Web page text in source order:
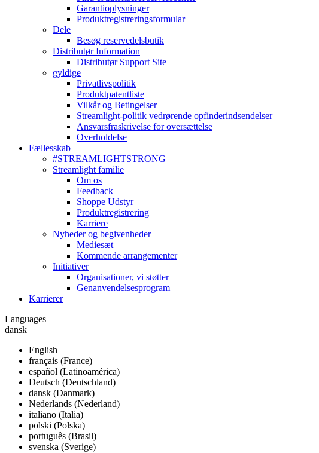
Garantioplysninger
Produktregistreringsformular
Dele
Besøg reservedelsbutik
Distributør Information
Distributør Support Site
gyldige
Privatlivspolitik
Produktpatentliste
Vilkår og Betingelser
Streamlight-politik vedrørende opfinderindsendelser
Ansvarsfraskrivelse for oversættelse
Overholdelse
Fællesskab
#STREAMLIGHTSTRONG
Streamlight familie
Om os
Feedback
Shoppe Udstyr
Produktregistrering
Karriere
Nyheder og begivenheder
Mediesæt
Kommende arrangementer
Initiativer
Organisationer, vi støtter
Genanvendelsesprogram
Karrierer
Languages
dansk
English
français (France)
español (Latinoamérica)
Deutsch (Deutschland)
dansk (Danmark)
Nederlands (Nederland)
italiano (Italia)
polski (Polska)
português (Brasil)
svenska (Sverige)